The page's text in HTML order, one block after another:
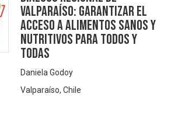
Valparaíso: Garantizar el
acceso a alimentos sanos y
nutritivos para todos y
todas
Daniela Godoy
Valparaíso, Chile